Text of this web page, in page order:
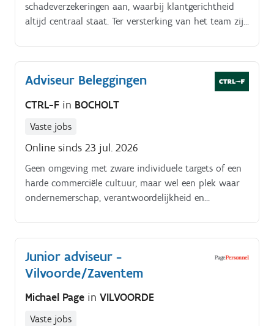
schadeverzekeringen aan, waarbij klantgerichtheid
altijd centraal staat. Ter versterking van het team zijn
Adviseur Beleggingen
CTRL-F in BOCHOLT
Vaste jobs
Online sinds 23 jul. 2026
Geen omgeving met zware individuele targets of een
harde commerciële cultuur, maar wel een plek waar
ondernemerschap, verantwoordelijkheid en
Junior adviseur -
Vilvoorde/Zaventem
Michael Page in VILVOORDE
Vaste jobs